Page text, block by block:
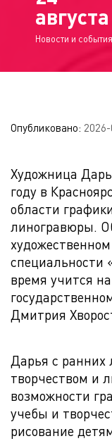
августа
Новости и события
Опубликовано:
Художница
году в
области
линогравюры.
специальности
время учится
Дмитрия
Дарья с ранних
творчеством и
возможности
учебы и
рисование